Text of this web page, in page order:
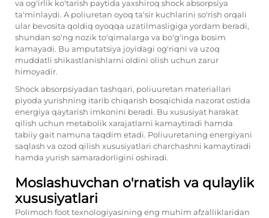
va og'irlik ko'tarish paytida yaxshiroq shock absorpsiya
ta'minlaydi. A poliuretan oyoq ta'sir kuchlarini so'rish orqali
ular bevosita qoldiq oyoqqa uzatilmasligiga yordam beradi,
shundan so'ng nozik to'qimalarga va bo'g'inga bosim
kamayadi. Bu amputatsiya joyidagi og'riqni va uzoq
muddatli shikastlanishlarni oldini olish uchun zarur
himoyadir.
Shock absorpsiyadan tashqari, poliuuretan materiallari
piyoda yurishning itarib chiqarish bosqichida nazorat ostida
energiya qaytarish imkonini beradi. Bu xususiyat harakat
qilish uchun metabolik xarajatlarni kamaytiradi hamda
tabiiy gait namuna taqdim etadi. Poliuuretaning energiyani
saqlash va ozod qilish xususiyatlari charchashni kamaytiradi
hamda yurish samaradorligini oshiradi.
Moslashuvchan o'rnatish va qulaylik
xususiyatlari
Polimoch foot texnologiyasining eng muhim afzalliklaridan